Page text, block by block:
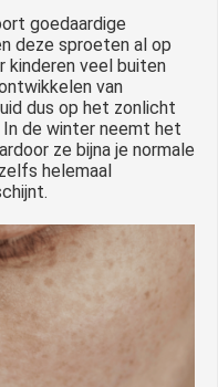
goedaardige
deze sproeten al op
kinderen veel buiten
van
dus op het zonlicht
de winter neemt het
ze bijna je normale
helemaal